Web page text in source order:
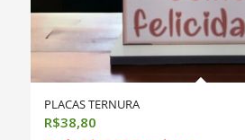
PLACAS TERNURA
R$38,80